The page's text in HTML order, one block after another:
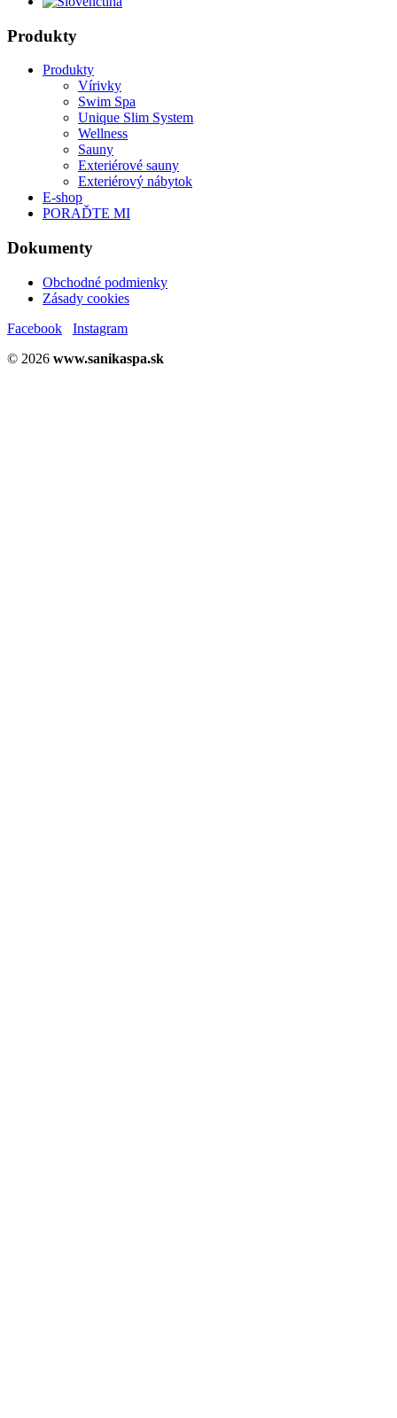
Produkty
Produkty
Vírivky
Swim Spa
Unique Slim System
Wellness
Sauny
Exteriérové sauny
Exteriérový nábytok
E-shop
PORAĎTE MI
Dokumenty
Obchodné podmienky
Zásady cookies
Facebook
Instagram
© 2026 www.sanikaspa.sk